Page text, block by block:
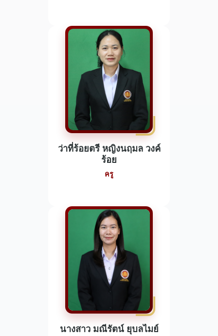
ว่าที่ร้อยตรี หญิงนฤมล วงค์
ร้อย
ครู
นางสาว มณีรัตน์ ยุบลไมย์